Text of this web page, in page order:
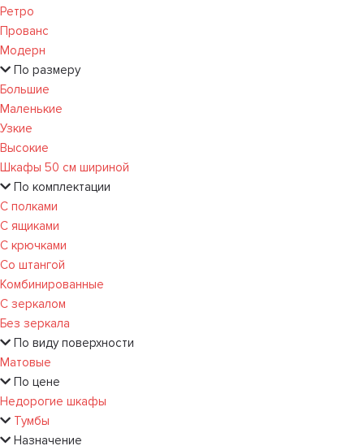
Ретро
Прованс
Модерн
По размеру
Большие
Маленькие
Узкие
Высокие
Шкафы 50 см шириной
По комплектации
С полками
С ящиками
С крючками
Со штангой
Комбинированные
С зеркалом
Без зеркала
По виду поверхности
Матовые
По цене
Недорогие шкафы
Тумбы
Назначение